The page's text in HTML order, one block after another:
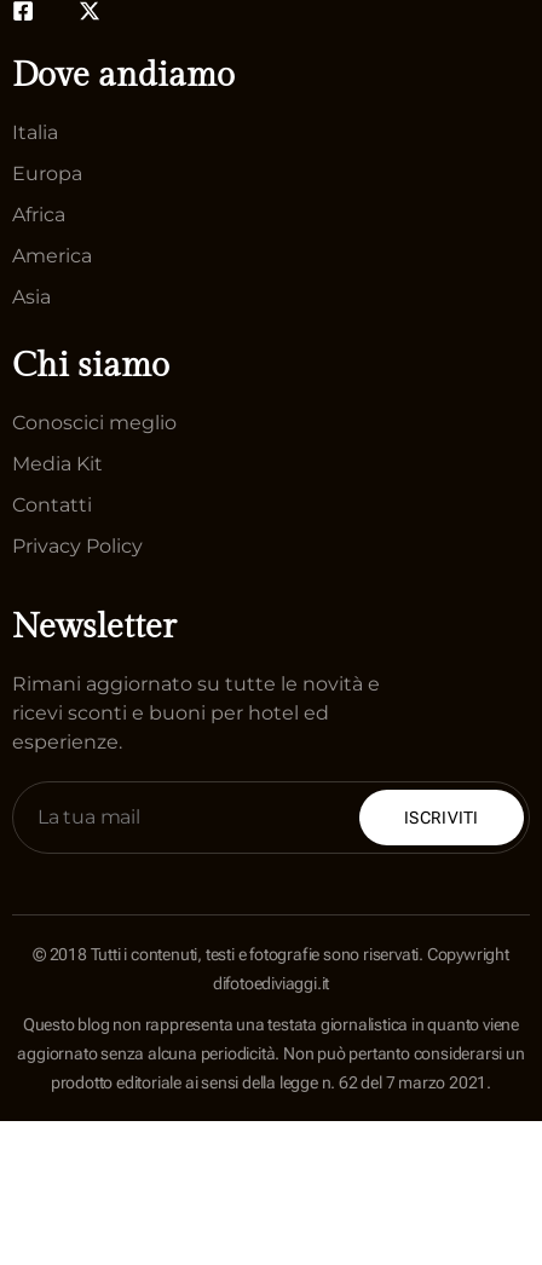
Dove andiamo
Italia
Europa
Africa
America
Asia
Chi siamo
Conoscici meglio
Media Kit
Contatti
Privacy Policy
Newsletter
Rimani aggiornato su tutte le novità e
ricevi sconti e buoni per hotel ed
esperienze.
ISCRIVITI
© 2018 Tutti i contenuti, testi e fotografie sono riservati. Copywright
difotoediviaggi.it
Questo blog non rappresenta una testata giornalistica in quanto viene
aggiornato senza alcuna periodicità. Non può pertanto considerarsi un
prodotto editoriale ai sensi della legge n. 62 del 7 marzo 2021.